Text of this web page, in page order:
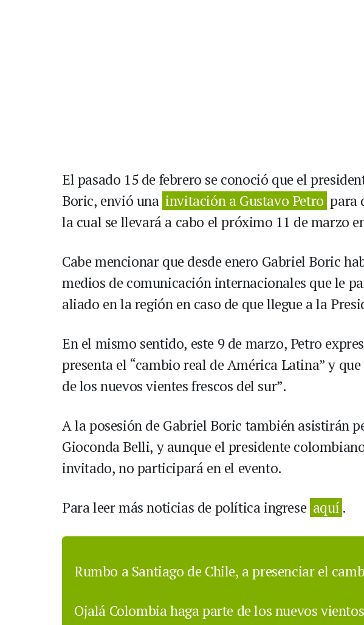
El pasado 15 de febrero se conoció que el
Boric, envió una invitación a Gustavo Petro para
la cual se llevará a cabo el próximo 11 de marzo
Cabe mencionar que desde enero Gabriel Boric
medios de comunicación internacionales que le
aliado en la región en caso de que llegue a la
En el mismo sentido, este 9 de marzo, Petro
presenta el “cambio real de América Latina” y
de los nuevos vientes frescos del sur”.
A la posesión de Gabriel Boric también asistirán
Gioconda Belli, y aunque el presidente
invitado, no participará en el evento.
Para leer más noticias de política ingrese aquí .
Rumbo a Santiago de Chile, a presenciar el
Ojalá Colombia haga parte de los nuevos